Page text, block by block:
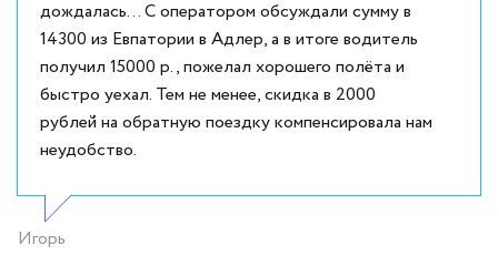
дождалась... С оператором обсуждали сумму в
14300 из Евпатории в Адлер, а в итоге водитель
получил 15000 р., пожелал хорошего полёта и
быстро уехал. Тем не менее, скидка в 2000
рублей на обратную поездку компенсировала нам
неудобство.
Игорь